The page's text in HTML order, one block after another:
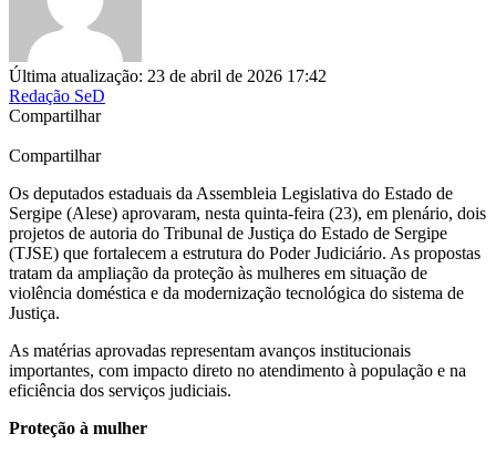
Última atualização: 23 de abril de 2026 17:42
Redação SeD
Compartilhar
Compartilhar
Os deputados estaduais da Assembleia Legislativa do Estado de
Sergipe (Alese) aprovaram, nesta quinta-feira (23), em plenário, dois
projetos de autoria do Tribunal de Justiça do Estado de Sergipe
(TJSE) que fortalecem a estrutura do Poder Judiciário. As propostas
tratam da ampliação da proteção às mulheres em situação de
violência doméstica e da modernização tecnológica do sistema de
Justiça.
As matérias aprovadas representam avanços institucionais
importantes, com impacto direto no atendimento à população e na
eficiência dos serviços judiciais.
Proteção à mulher